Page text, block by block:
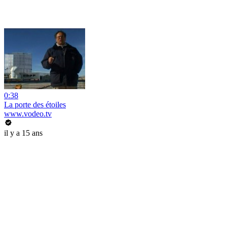
0:38
La porte des étoiles
www.vodeo.tv
il y a 15 ans